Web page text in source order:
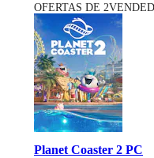
OFERTAS DE
Planet Coaster 2 PC